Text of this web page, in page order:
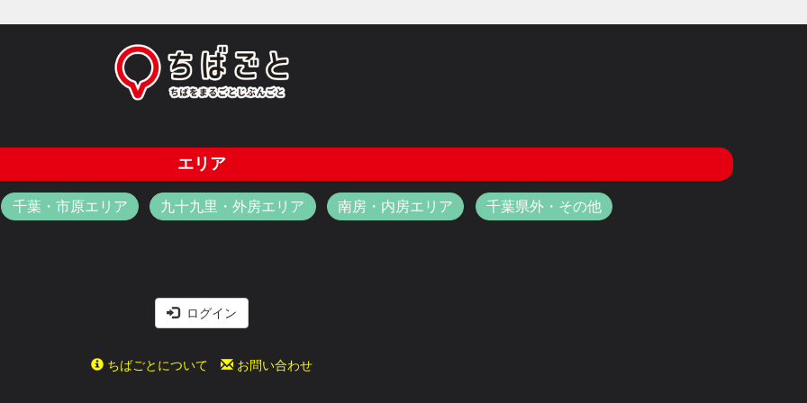
エリア
千葉・市原エリア 九十九里・外房エリア 南房・内房エリア 千葉県外・その他
ログイン
ちばごとについて お問い合わせ